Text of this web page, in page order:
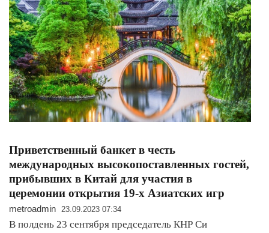
Приветственный банкет в честь
международных высокопоставленных гостей,
прибывших в Китай для участия в
церемонии открытия 19-х Азиатских игр
metroadmin 23.09.2023 07:34
В полдень 23 сентября председатель КНР Си